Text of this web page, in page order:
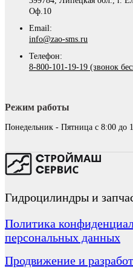
Оф.10
Email:
info@zao-sms.ru
Телефон:
8-800-101-19-19 (звонок
Режим работы
Понедельник - Пятница с 8:00 до
Гидроцилиндры и
Политика
персональных данных
Продвижение и